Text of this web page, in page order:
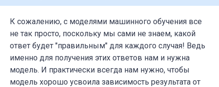
К сожалению, с моделями машинного обучения все
не так просто, поскольку мы сами не знаем, какой
ответ будет "правильным" для каждого случая! Ведь
именно для получения этих ответов нам и нужна
модель. И практически всегда нам нужно, чтобы
модель хорошо усвоила зависимость результата от